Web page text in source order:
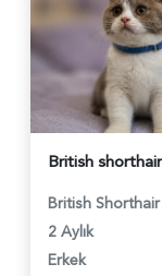
British Shorthair
2 Aylık
Erkek